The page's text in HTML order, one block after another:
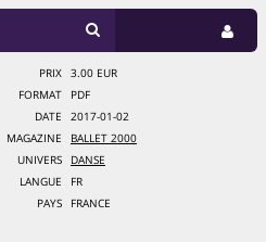
PRIX
3.00 EUR
FORMAT
PDF
DATE
2017-01-02
MAGAZINE
BALLET 2000
UNIVERS
DANSE
LANGUE
FR
PAYS
FRANCE